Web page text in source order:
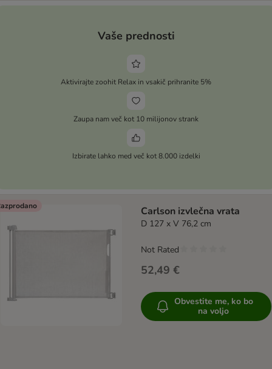
Vaše prednosti
Aktivirajte zoohit Relax in vsakič prihranite 5%
Zaupa nam več kot 10 milijonov strank
Izbirate lahko med več kot 8.000 izdelki
Carlson izvlečna vrata
D 127 x V 76,2 cm
52,49 €
Not Rated
Obvestite me, ko bo
na voljo